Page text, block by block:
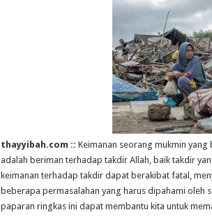
thayyibah.com :: Keimanan seorang mukmin yang
adalah beriman terhadap takdir Allah, baik takdir
keimanan terhadap takdir dapat berakibat fatal,
beberapa permasalahan yang harus dipahami oleh
paparan ringkas ini dapat membantu kita untuk